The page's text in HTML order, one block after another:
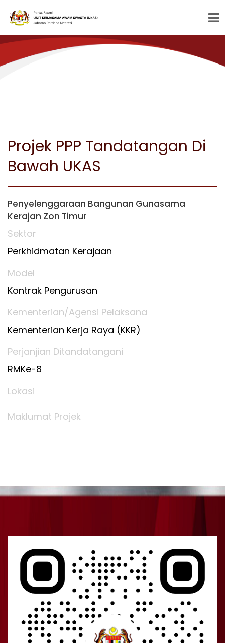
Projek PPP Tandatangan Di
Bawah UKAS
Penyelenggaraan Bangunan Gunasama
Kerajan Zon Timur
Sektor
Perkhidmatan Kerajaan
Model
Kontrak Pengurusan
Kementerian/Agensi Pelaksana
Kementerian Kerja Raya (KKR)
Perjanjian Ditandatangani
RMKe-8
Lokasi
Maklumat Projek